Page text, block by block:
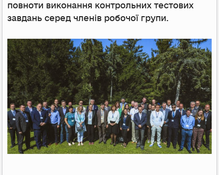
повноти виконання контрольних тестових
завдань серед членів робочої групи.